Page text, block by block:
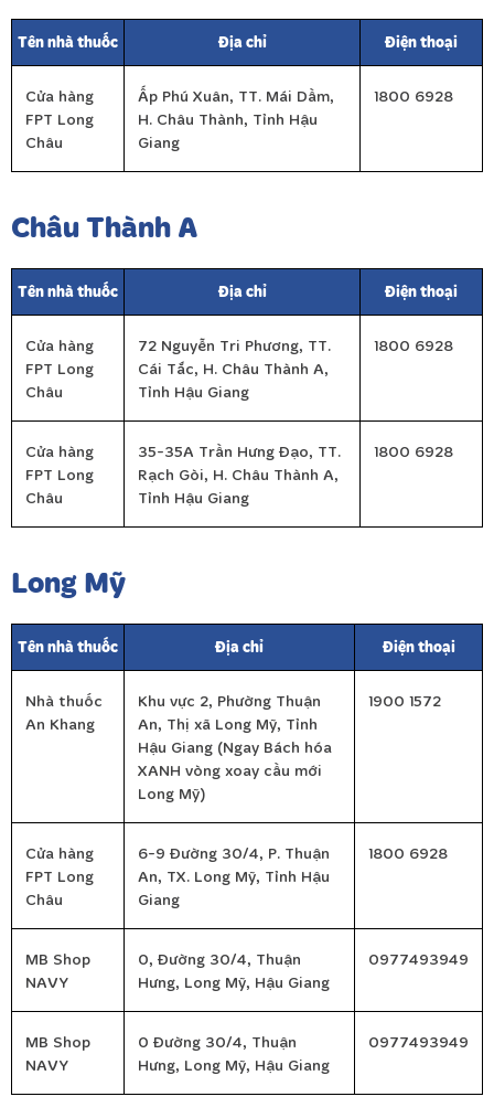
Tên nhà thuốc Địa chỉ Điện thoại
Cửa hàng
FPT Long
Châu
Ấp Phú Xuân, TT. Mái Dầm,
H. Châu Thành, Tỉnh Hậu
Giang
1800 6928
Châu Thành A
Tên nhà thuốc Địa chỉ Điện thoại
Cửa hàng
FPT Long
Châu
72 Nguyễn Tri Phương, TT.
Cái Tắc, H. Châu Thành A,
Tỉnh Hậu Giang
1800 6928
Cửa hàng
FPT Long
Châu
35-35A Trần Hưng Đạo, TT.
Rạch Gòi, H. Châu Thành A,
Tỉnh Hậu Giang
1800 6928
Long Mỹ
Tên nhà thuốc Địa chỉ Điện thoại
Nhà thuốc
An Khang
Khu vực 2, Phường Thuận
An, Thị xã Long Mỹ, Tỉnh
Hậu Giang (Ngay Bách hóa
XANH vòng xoay cầu mới
Long Mỹ)
1900 1572
Cửa hàng
FPT Long
Châu
6-9 Đường 30/4, P. Thuận
An, TX. Long Mỹ, Tỉnh Hậu
Giang
1800 6928
MB Shop
NAVY
0, Đường 30/4, Thuận
Hưng, Long Mỹ, Hậu Giang
0977493949
MB Shop
NAVY
0 Đường 30/4, Thuận
Hưng, Long Mỹ, Hậu Giang
0977493949